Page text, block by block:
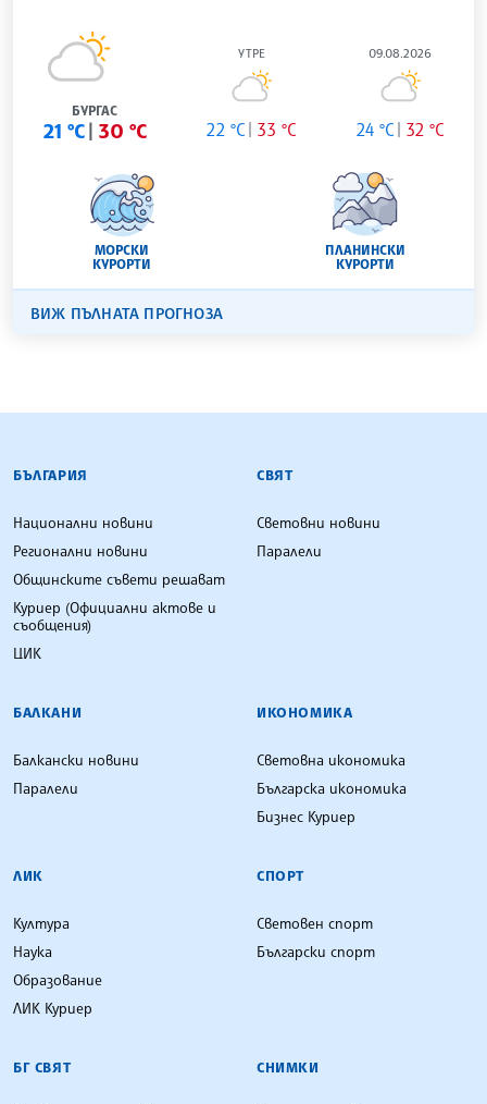
БУРГАС
21 °C 30 °C
УТРЕ
22 °C 33 °C
09.08.2026
24 °C 32 °C
МОРСКИ
КУРОРТИ
ПЛАНИНСКИ
КУРОРТИ
ВИЖ ПЪЛНАТА ПРОГНОЗА
БЪЛГАРСКА ТЕЛЕГРАФНА АГЕНЦИЯ
БЪЛГАРИЯ
Национални новини
Регионални новини
Общинските съвети решават
Куриер (Официални актове и
съобщения)
ЦИК
СВЯТ
Световни новини
Паралели
БАЛКАНИ
Балкански новини
Паралели
ИКОНОМИКА
Световна икономика
Българска икономика
Бизнес Куриер
ЛИК
Култура
Наука
Образование
ЛИК Куриер
СПОРТ
Световен спорт
Български спорт
БГ СВЯТ СНИМКИ